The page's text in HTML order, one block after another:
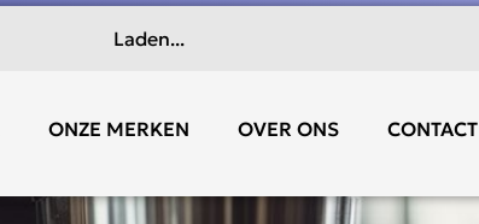
Laden...
ONZE MERKEN OVER ONS CONTACT